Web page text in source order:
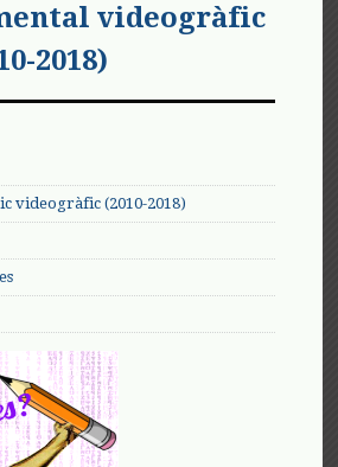
videogràfic
2018)
videogràfic (2010-2018)